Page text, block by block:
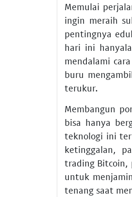
Memulai
ingin meraih
pentingnya
hari ini
mendalami
buru
terukur.
Membangun
bisa hanya
teknologi ini
ketinggalan,
trading Bitcoin,
untuk
tenang saat